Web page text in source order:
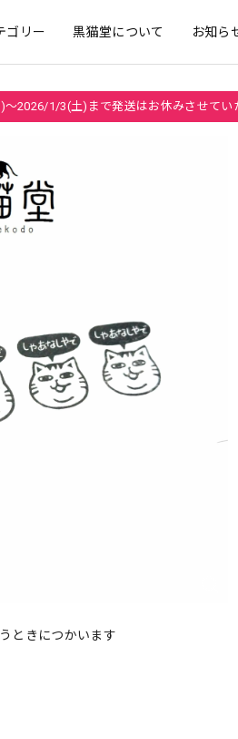
ゴリー 黒猫堂について お知ら
～2026/1/3(土)まで発送はお休みさせてい
ときにつかいます